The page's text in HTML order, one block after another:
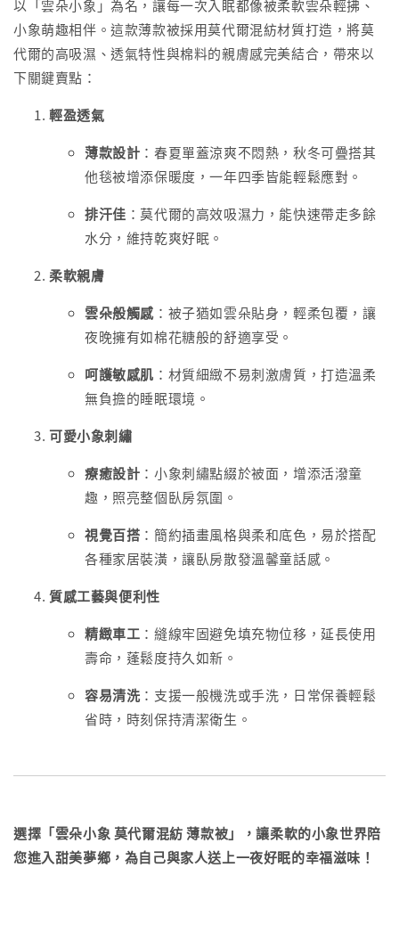
以「雲朵小象」為名，讓每一次入眠都像被柔軟雲朵輕拂、
小象萌趣相伴。這款薄款被採用莫代爾混紡材質打造，將莫
代爾的高吸濕、透氣特性與棉料的親膚感完美結合，帶來以
下關鍵賣點：
輕盈透氣
薄款設計 ：春夏單蓋涼爽不悶熱，秋冬可疊搭其
他毯被增添保暖度，一年四季皆能輕鬆應對。
排汗佳 ：莫代爾的高效吸濕力，能快速帶走多餘
水分，維持乾爽好眠。
柔軟親膚
雲朵般觸感 ：被子猶如雲朵貼身，輕柔包覆，讓
夜晚擁有如棉花糖般的舒適享受。
呵護敏感肌 ：材質細緻不易刺激膚質，打造溫柔
無負擔的睡眠環境。
可愛小象刺繡
療癒設計 ：小象刺繡點綴於被面，增添活潑童
趣，照亮整個臥房氛圍。
視覺百搭 ：簡約插畫風格與柔和底色，易於搭配
各種家居裝潢，讓臥房散發溫馨童話感。
質感工藝與便利性
精緻車工 ：縫線牢固避免填充物位移，延長使用
壽命，蓬鬆度持久如新。
容易清洗 ：支援一般機洗或手洗，日常保養輕鬆
省時，時刻保持清潔衛生。
選擇「雲朵小象 莫代爾混紡 薄款被」，讓柔軟的小象世界陪
您進入甜美夢鄉，為自己與家人送上一夜好眠的幸福滋味！